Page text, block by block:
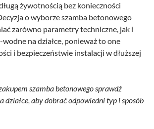
żywotnością bez konieczności
o wyborze szamba betonowego
zarówno parametry techniczne, jak i
na działce, ponieważ to one
i bezpieczeństwie instalacji w dłuższej
szamba betonowego sprawdź
działce, aby dobrać odpowiedni typ i sposób